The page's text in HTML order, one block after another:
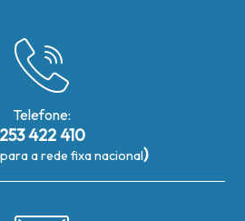
Telefone:
253 422 410
a rede fixa nacional)